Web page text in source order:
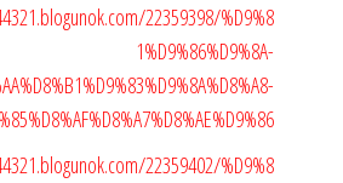
22359398/%D9%8
1%D9%86%D9%8A-
22359402/%D9%8